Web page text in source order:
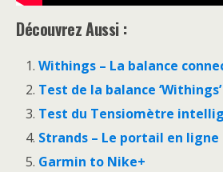
Découvrez Aussi :
Withings – La balance
Test de la balance ‘Withings’
Test du Tensiomètre
Strands – Le portail en ligne
Garmin to Nike+